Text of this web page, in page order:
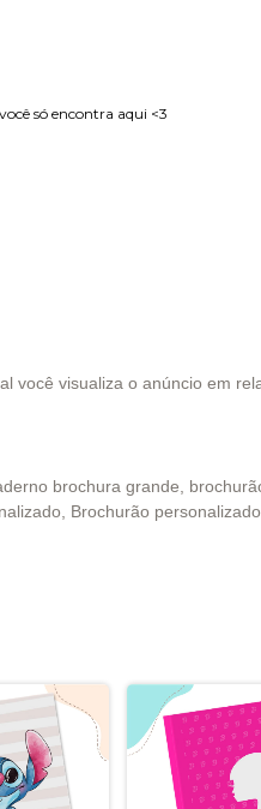
só encontra aqui <3
você visualiza o anúncio em
brochura grande,
Brochurão personalizado